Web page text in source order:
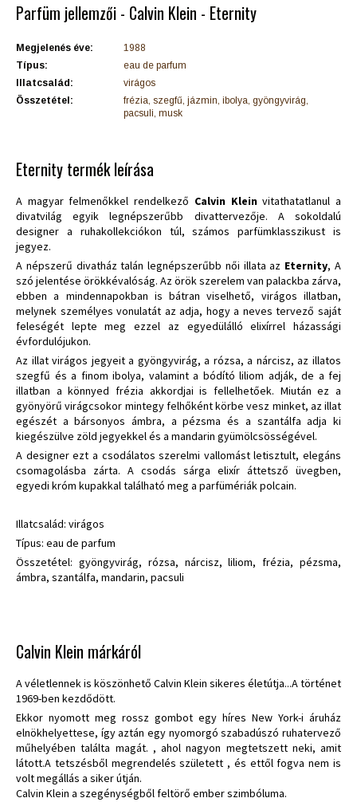
Parfüm jellemzői - Calvin Klein - Eternity
Megjelenés éve:
1988
Típus:
eau de parfum
Illatcsalád:
virágos
Összetétel:
frézia, szegfű, jázmin, ibolya, gyöngyvirág,
pacsuli, musk
Eternity termék leírása
A magyar felmenőkkel rendelkező Calvin Kleinvitathatatlanul a
divatvilág egyik legnépszerűbb divattervezője. A sokoldalú
designer a ruhakollekciókon túl, számos parfümklasszikust is
jegyez.
A népszerű divatház talán legnépszerűbb női illata az Eternity, A
szó jelentése örökkévalóság. Az örök szerelem van palackba zárva,
ebben a mindennapokban is bátran viselhető, virágos illatban,
melynek személyes vonulatát az adja, hogy a neves tervező saját
feleségét lepte meg ezzel az egyedülálló elixírrel házassági
évfordulójukon.
Az illat virágos jegyeit a gyöngyvirág, a rózsa, a nárcisz, az illatos
szegfű és a finom ibolya, valamint a bódító liliom adják, de a fej
illatban a könnyed frézia akkordjai is fellelhetőek. Miután ez a
gyönyörű virágcsokor mintegy felhőként körbe vesz minket, az illat
egészét a bársonyos ámbra, a pézsma és a szantálfa adja ki
kiegészülve zöld jegyekkel és a mandarin gyümölcsösségével.
A designer ezt a csodálatos szerelmi vallomást letisztult, elegáns
csomagolásba zárta. A csodás sárga elixír áttetsző üvegben,
egyedi króm kupakkal található meg a parfümériák polcain.
Illatcsalád: virágos
Típus: eau de parfum
Összetétel: gyöngyvirág, rózsa, nárcisz, liliom, frézia, pézsma,
ámbra, szantálfa, mandarin, pacsuli
Calvin Klein márkáról
A véletlennek is köszönhető Calvin Klein sikeres életútja...A történet
1969-ben kezdődött.
Ekkor nyomott meg rossz gombot egy híres New York-i áruház
elnökhelyettese, így aztán egy nyomorgó szabadúszó ruhatervező
műhelyében találta magát. , ahol nagyon megtetszett neki, amit
látott.A tetszésből megrendelés született , és ettől fogva nem is
volt megállás a siker útján.
Calvin Klein a szegénységből feltörő ember szimbóluma.